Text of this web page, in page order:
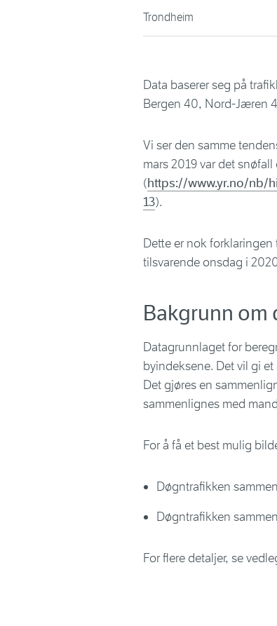
Trondheim
Data baserer seg på
Bergen 40, Nord-Jæren
Vi ser den samme
mars 2019 var det
(https://www.yr.no/nb/
13).
Dette er nok
tilsvarende onsdag i
Bakgrunn om
Datagrunnlaget for
byindeksene. Det vil gi
Det gjøres en
sammenlignes med
For å få et best mulig
Døgntrafikken
Døgntrafikken
For flere detaljer, se